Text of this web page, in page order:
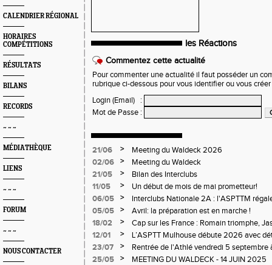
CALENDRIER RÉGIONAL
HORAIRES
COMPÉTITIONS
RÉSULTATS
BILANS
RECORDS
~ ~ ~
MÉDIATHÈQUE
LIENS
~ ~ ~
FORUM
~ ~ ~
NOUS CONTACTER
les Réactions
Commentez cette actualité
Pour commenter une actualité il faut posséder un
rubrique ci-dessous pour vous identifier ou vous
Login (Email)
:
Mot de Passe :
21/06 >
Meeting du Waldeck 2026
02/06
>
Meeting du Waldeck
21/05
>
Bilan des Interclubs
11/05
>
Un début de mois de mai prometteur!
06/05
>
Interclubs Nationale 2A : l'ASPTTM
05/05
>
Avril: la préparation est en marche !
18/02
>
Cap sur les France : Romain triomphe,
12/01
>
L’ASPTT Mulhouse débute 2026 avec
23/07
>
Rentrée de l'Athlé vendredi 5 septembre
du Waldeck pour Toutes et Tous !
25/05 >
MEETING DU WALDECK - 14 JUIN 2025